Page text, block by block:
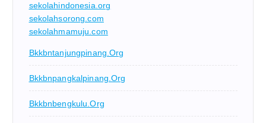
sekolahindonesia.org
sekolahsorong.com
sekolahmamuju.com
Bkkbntanjungpinang.org
Bkkbnpangkalpinang.org
Bkkbnbengkulu.org